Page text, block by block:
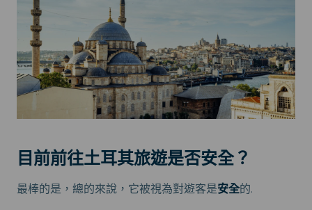
目前前往土耳其旅遊是否安全？
最棒的是，總的來說，它被視為對遊客是安全的.